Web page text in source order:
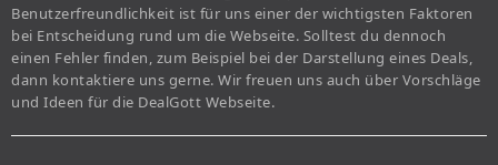
Benutzerfreundlichkeit ist für uns einer der wichtigsten Faktoren
bei Entscheidung rund um die Webseite. Solltest du dennoch
einen Fehler finden, zum Beispiel bei der Darstellung eines Deals,
dann kontaktiere uns gerne. Wir freuen uns auch über Vorschläge
und Ideen für die DealGott Webseite.